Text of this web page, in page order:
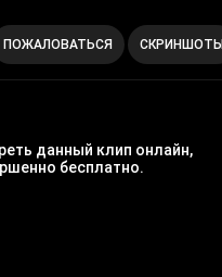
ПОЖАЛОВАТЬСЯ СКРИНШОТЫ
данный клип онлайн,
бесплатно.